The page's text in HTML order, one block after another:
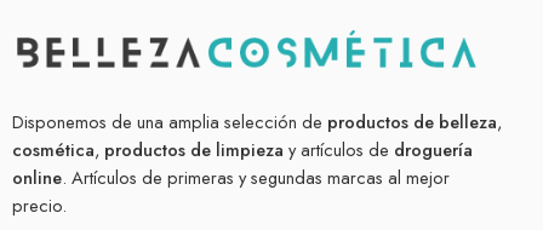
Disponemos de una amplia selección de productos de belleza,
cosmética, productos de limpieza y artículos de droguería
online. Artículos de primeras y segundas marcas al mejor
precio.